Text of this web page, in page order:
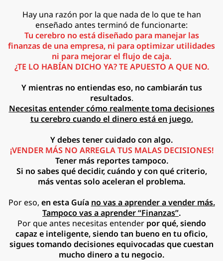
Hay una razón por la que nada de lo que te han
enseñado antes terminó de funcionarte:
Tu cerebro no está diseñado para manejar las
finanzas de una empresa, ni para optimizar utilidades
ni para mejorar el flujo de caja.
¿TE LO HABÍAN DICHO YA? TE APUESTO A QUE NO.
Y mientras no entiendas eso, no cambiarán tus
resultados.
Necesitas entender cómo realmente toma decisiones
tu cerebro cuando el dinero está en juego.
Y debes tener cuidado con algo.
¡VENDER MÁS NO ARREGLA TUS MALAS DECISIONES!
Tener más reportes tampoco.
Si no sabes qué decidir, cuándo y con qué criterio,
más ventas solo aceleran el problema.
Por eso, en esta Guía no vas a aprender a vender más.
Tampoco vas a aprender “Finanzas”.
Por que antes necesitas entender por qué, siendo
capaz e inteligente, siendo tan bueno en tu oficio,
sigues tomando decisiones equivocadas que cuestan
mucho dinero a tu negocio.